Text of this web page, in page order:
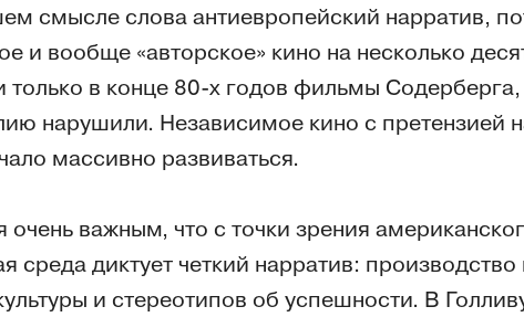
смысле слова антиевропейский нарратив,
и вообще «авторское» кино на несколько
только в конце 80-х годов фильмы
нарушили. Независимое кино с претензией
массивно развиваться.
очень важным, что с точки зрения
среда диктует четкий нарратив: производство
и стереотипов об успешности. В